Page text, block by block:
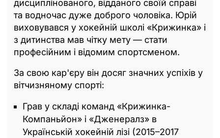
дисциплінованого, відданого своїй справі
та водночас дуже доброго чоловіка. Юрій
виховувався у хокейній школі «Крижинка» і
з дитинства мав чітку мету — стати
професійним і відомим спортсменом.
За свою кар'єру він досяг значних успіхів у
вітчизняному спорті:
Грав у складі команд «Крижинка-
Компаньйон» і «Дженералз» в
Українській хокейній лізі (2015–2017